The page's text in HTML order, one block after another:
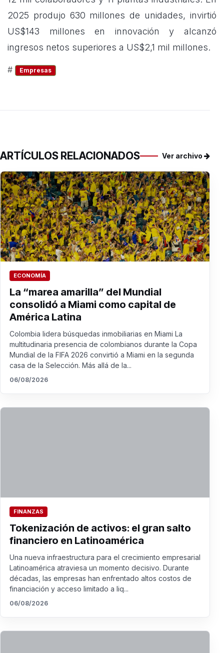
2025 produjo 630 millones de unidades, invirtió
US$143 millones en innovación y alcanzó
ingresos netos superiores a US$2,1 mil millones.
# Empresas
ARTÍCULOS RELACIONADOS Ver archivo
ECONOMÍA
La “marea amarilla” del Mundial
consolidó a Miami como capital de
América Latina
Colombia lidera búsquedas inmobiliarias en Miami La
multitudinaria presencia de colombianos durante la Copa
Mundial de la FIFA 2026 convirtió a Miami en la segunda
casa de la Selección. Más allá de la...
06/08/2026
FINANZAS
Tokenización de activos: el gran salto
financiero en Latinoamérica
Una nueva infraestructura para el crecimiento empresarial
Latinoamérica atraviesa un momento decisivo. Durante
décadas, las empresas han enfrentado altos costos de
financiación y acceso limitado a liq...
06/08/2026